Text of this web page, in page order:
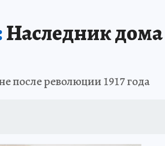
Наследник
после революции 1917 года